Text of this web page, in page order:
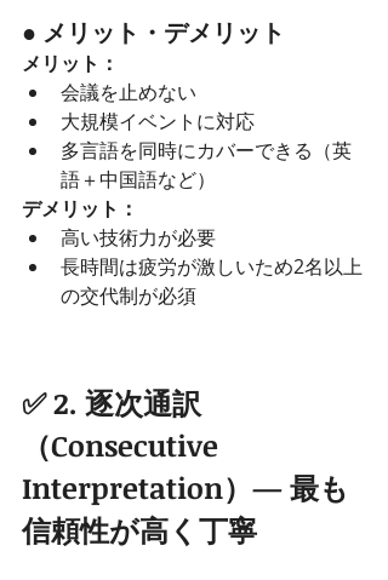
● メリット・デメリット
メリット：
会議を止めない
大規模イベントに対応
多言語を同時にカバーできる（英
語＋中国語など）
デメリット：
高い技術力が必要
長時間は疲労が激しいため2名以上
の交代制が必須
✅ 2. 逐次通訳
（Consecutive
Interpretation）— 最も
信頼性が高く丁寧